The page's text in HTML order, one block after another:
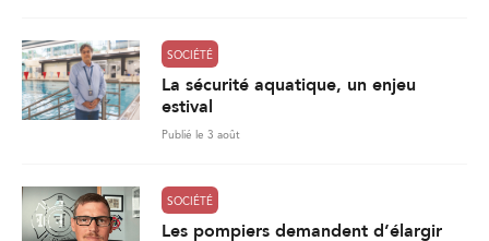
Les pompiers demandent d’élargir
la couverture des maladies
professionnelles
Publié le 31 juillet
Charger plus de nouvelles